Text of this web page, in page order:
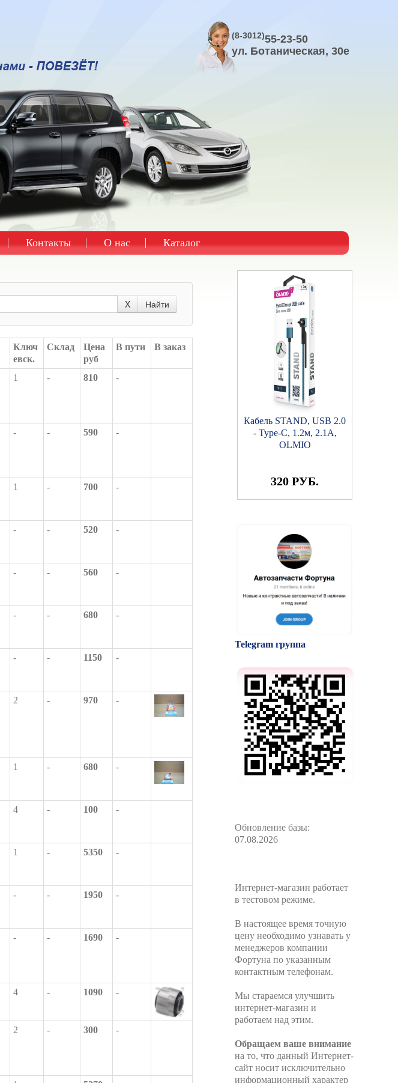
8(3012)55-23-50
ул. Ключевская, 144
Контакты О нас Каталог
X Найти
Ключ
евск.
Склад
Цена
руб
В пути В заказ
1 - 810 -
- - 590 -
1 - 700 -
- - 520 -
- - 560 -
- - 680 -
- - 1150 -
2 - 970 -
1 - 680 -
4 - 100 -
1 - 5350 -
- - 1950 -
- - 1690 -
4 - 1090 -
2 - 300 -
Кабель STAND, USB 2.0
- microUSB, 1.2м, 2.1A,
OLMIO
320 РУБ.
Telegram группа
Обновление базы:
07.08.2026
Интернет-магазин работает
в тестовом режиме.
В настоящее время точную
цену необходимо узнавать у
менеджеров компании
Фортуна по указанным
контактным телефонам.
Мы стараемся улучшить
интернет-магазин и
работаем над этим.
Обращаем ваше внимание
на то, что данный Интернет-
сайт носит исключительно
информационный характер